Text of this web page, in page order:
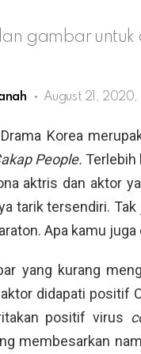
gambar
August 21, 2020,
Drama Korea
People. Terlebih
aktris dan aktor
tarik tersendiri.
Apa kamu
yang kurang
didapati positif
positif virus
membesarkan